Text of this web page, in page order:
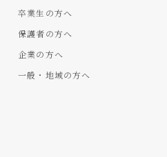
卒業生の方へ
保護者の方へ
企業の方へ
一般・地域の方へ